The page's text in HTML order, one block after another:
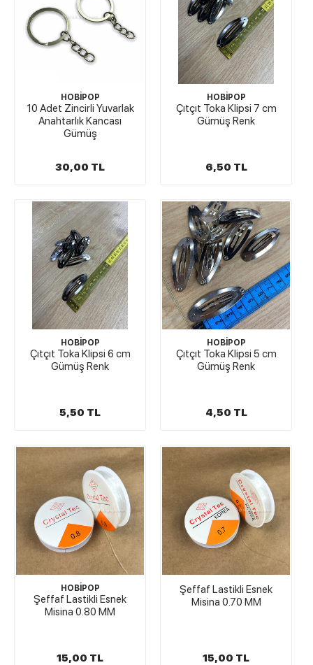
HOBİPOP
10 Adet Zincirli Yuvarlak
Anahtarlık Kancası
Gümüş
30,00 TL
HOBİPOP
Çıtçıt Toka Klipsi 7 cm
Gümüş Renk
6,50 TL
HOBİPOP
Çıtçıt Toka Klipsi 6 cm
Gümüş Renk
5,50 TL
HOBİPOP
Çıtçıt Toka Klipsi 5 cm
Gümüş Renk
4,50 TL
HOBİPOP
Şeffaf Lastikli Esnek
Misina 0.80 MM
15,00 TL
Şeffaf Lastikli Esnek
Misina 0.70 MM
15,00 TL